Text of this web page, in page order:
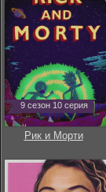
9 сезон 10 серия
Рик и Морти